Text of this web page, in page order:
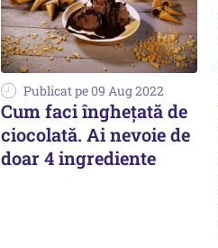
Publicat pe 09 Aug 2022
Cum faci înghețată de
ciocolată. Ai nevoie de
doar 4 ingrediente